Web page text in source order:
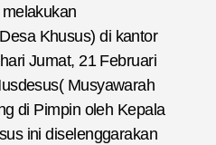
Khusus) di kantor
Jumat, 21 Februari
Musyawarah
di Pimpin oleh Kepala
ini diselenggarakan